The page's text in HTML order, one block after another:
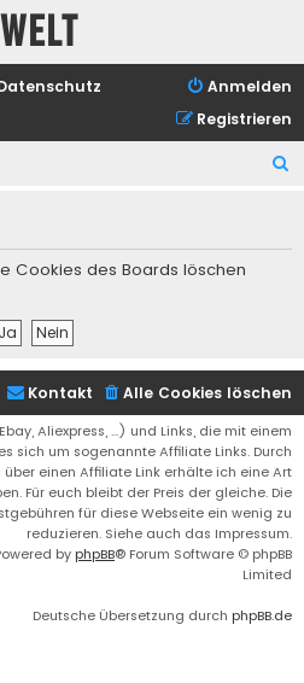
Anmelden
Registrieren
h
Cookies des Boards löschen
Alle Cookies löschen
Kontakt
Aliexpress, ...) und Links, die mit einem
sich um sogenannte Affiliate Links. Durch
einen Affiliate Link erhälte ich eine Art
Für euch bleibt der Preis der gleiche. Die
für diese Webseite ein wenig zu
reduzieren. Siehe auch das Impressum.
by phpBB® Forum Software © phpBB
Limited
Deutsche Übersetzung durch phpBB.de